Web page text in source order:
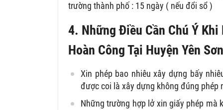
trường thành phố : 15 ngày ( nếu đổi sổ )
4. Những Điều Cần Chú Ý
Hoàn Công Tại Huyện Yên Sơn
Xin phép bao nhiêu xây dựng bấy
được coi là xây dựng không đúng
Những trường hợp lở xin giấy phép mà